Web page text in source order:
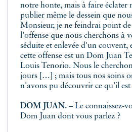
notre honte, mais à faire éclater
publier même le dessein que
Monsieur, je ne feindrai point
l'offense que nous cherchons à
séduite et enlevée d'un couvent,
cette offense est un Dom Juan
Louis Tenorio. Nous le
jours […] ; mais tous nos soins
n'avons pu découvrir ce qu'il est
DOM JUAN. – Le connaissez-
Dom Juan dont vous parlez ?